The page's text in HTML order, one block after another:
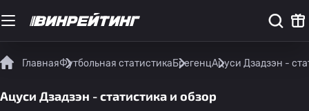
ГлавнаяФутбольная статистикаБрегенцАцуси Дзадзэн -
Ацуси Дзадзэн - статистика и обзор